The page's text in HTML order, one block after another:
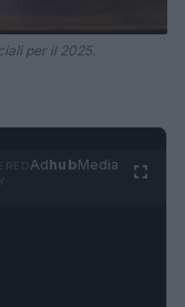
per il 2025.
AdhubMedia